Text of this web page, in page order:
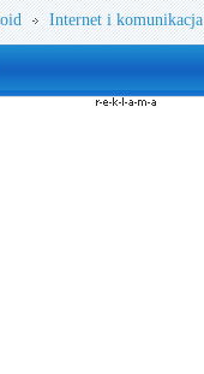
Internet i komunikacja